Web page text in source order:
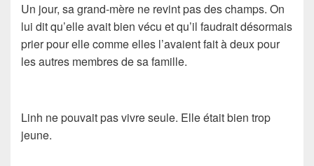
Un jour, sa grand-mère ne revint pas des champs. On
lui dit qu’elle avait bien vécu et qu’il faudrait désormais
prier pour elle comme elles l’avaient fait à deux pour
les autres membres de sa famille.
Linh ne pouvait pas vivre seule. Elle était bien trop
jeune.